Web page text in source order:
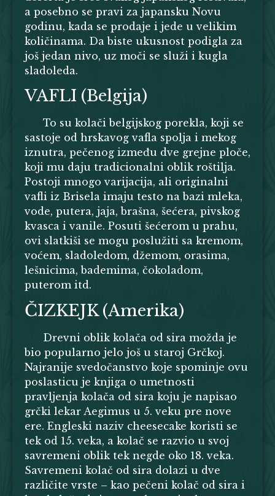
a posebno se pravi za japansku Novu
godinu, kada se prodaje i jede u velikim
količinama. Da biste ukusnost podigla za
još jedan nivo, uz moči se služi i kugla
sladoleda.
VAFLI (Belgija)
To su kolači belgijskog porekla, koji se
sastoje od hrskavog vafla spolja i mekog
iznutra, pečenog između dve grejne ploče,
koji mu daju tradicionalni oblik roštilja.
Postoji mnogo varijacija, ali originalni
vafli iz Brisela imaju testo na bazi mleka,
vode, putera, jaja, brašna, šećera, pivskog
kvasca i vanile. Posuti šećerom u prahu,
ovi slatkiši se mogu poslužiti sa kremom,
voćem, sladoledom, džemom, orasima,
lešnicima, bademima, čokoladom,
puterom itd.
ČIZKEJK (Amerika)
Drevni oblik kolača od sira možda je
bio popularno jelo još u staroj Grčkoj.
Najranije svedočanstvo koje spominje ovu
poslasticu je knjiga o umetnosti
pravljenja kolača od sira koju je napisao
grčki lekar Aegimus u 5. veku pre nove
ere. Engleski naziv cheesecake koristi se
tek od 15. veka, a kolač se razvio u svoj
savremeni oblik tek negde oko 18. veka.
Savremeni kolač od sira dolazi u dve
različite vrste – kao pečeni kolač od sira i